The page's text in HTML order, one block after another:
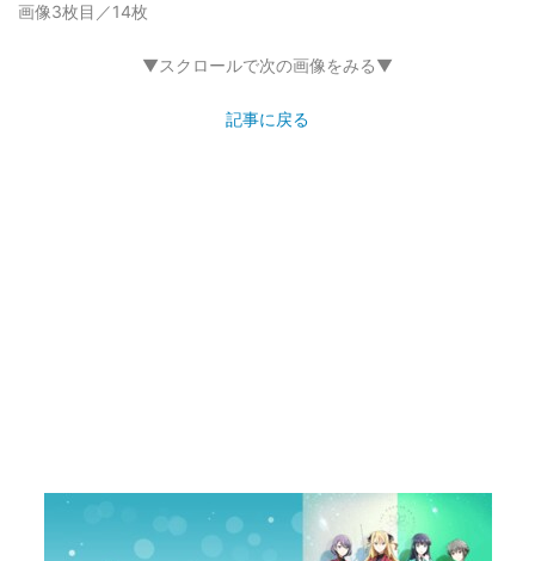
画像3枚目／14枚
▼スクロールで次の画像をみる▼
記事に戻る